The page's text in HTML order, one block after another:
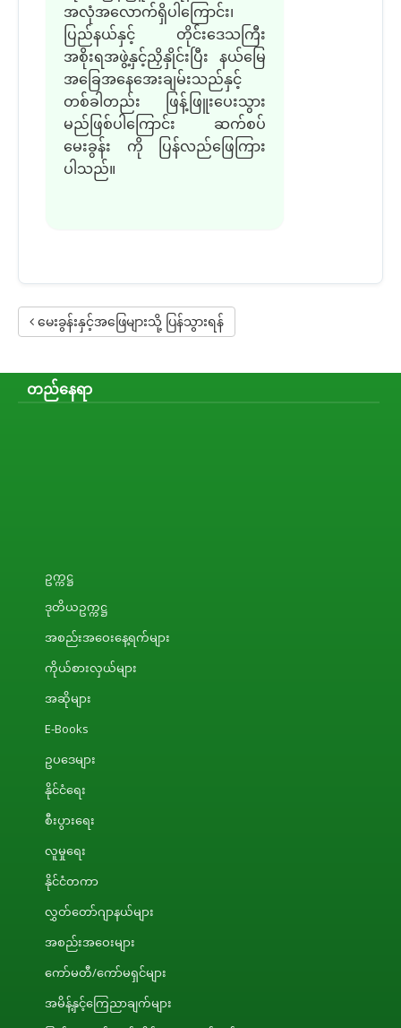
အလုံအလောက်ရှိပါကြောင်း၊
ပြည်နယ်နှင့် တိုင်းဒေသကြီး
အစိုးရအဖွဲ့နှင့်ညှိနှိုင်းပြီး နယ်မြေ
အခြေအနေအေးချမ်းသည်နှင့်
တစ်ခါတည်း ဖြန့်ဖြူးပေးသွား
မည်ဖြစ်ပါကြောင်း ဆက်စပ်
မေးခွန်း ကို ပြန်လည်ဖြေကြား
ပါသည်။
မေးခွန်းနှင့်အဖြေများသို့ ပြန်သွားရန်
တည်နေရာ
ဥက္ကဋ္ဌ
ဒုတိယဥက္ကဋ္ဌ
အစည်းအဝေးနေ့ရက်များ
ကိုယ်စားလှယ်များ
အဆိုများ
E-Books
ဥပဒေများ
နိုင်ငံရေး
စီးပွားရေး
လူမှုရေး
နိုင်ငံတကာ
လွှတ်တော်ဂျာနယ်များ
အစည်းအဝေးများ
ကော်မတီ/ကော်မရှင်များ
အမိန့်နှင့်ကြေညာချက်များ